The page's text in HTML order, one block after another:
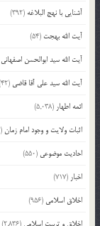
آشنایی با نهج البلاغه (392)
آیت الله بهجت (54)
آیت الله سید ابوالحسن اصفهانی
آیت الله سید علی آقا قاضی (42)
ائمه اطهار (5,038)
اثبات ولایت و وجود امام زمان(73)
احادیث موضوعی (550)
اخبار (717)
اخلاق اسلامی (956)